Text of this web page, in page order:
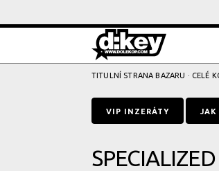
TITULNÍ STRANA BAZARU · CELÉ
VIP INZERÁTY JAK